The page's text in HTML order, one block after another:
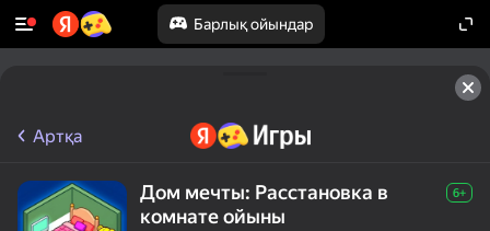
Барлық ойындар
Артқа
Дом мечты: Расстановка в
комнате ойыны
6+